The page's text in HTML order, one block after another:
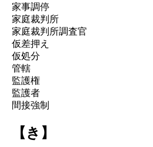
家事調停
家庭裁判所
家庭裁判所調査官
仮差押え
仮処分
管轄
監護権
監護者
間接強制
【き】